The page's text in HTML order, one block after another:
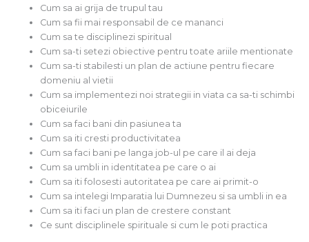
Cum sa ai grija de trupul tau
Cum sa fii mai responsabil de ce mananci
Cum sa te disciplinezi spiritual
Cum sa-ti setezi obiective pentru toate ariile mentionate
Cum sa-ti stabilesti un plan de actiune pentru fiecare
domeniu al vietii
Cum sa implementezi noi strategii in viata ca sa-ti schimbi
obiceiurile
Cum sa faci bani din pasiunea ta
Cum sa iti cresti productivitatea
Cum sa faci bani pe langa job-ul pe care il ai deja
Cum sa umbli in identitatea pe care o ai
Cum sa iti folosesti autoritatea pe care ai primit-o
Cum sa intelegi Imparatia lui Dumnezeu si sa umbli in ea
Cum sa iti faci un plan de crestere constant
Ce sunt disciplinele spirituale si cum le poti practica